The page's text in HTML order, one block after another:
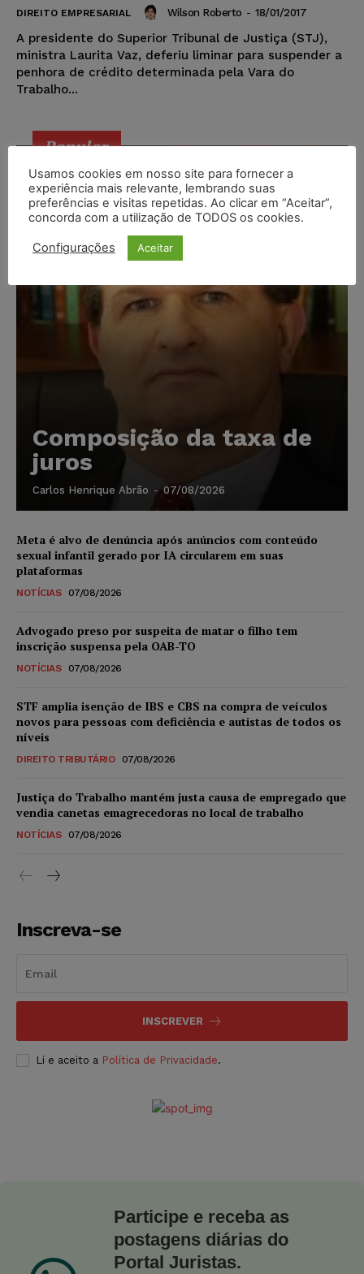
DIREITO EMPRESARIAL Wilson Roberto - 18/01/2017
A presidente do Superior Tribunal de Justiça (STJ),
ministra Laurita Vaz, deferiu liminar para suspender a
penhora de crédito determinada pela Vara do
Trabalho...
Popular
Composição da taxa de
juros
Carlos Henrique Abrão - 07/08/2026
Meta é alvo de denúncia após anúncios com conteúdo
sexual infantil gerado por IA circularem em suas
plataformas
NOTÍCIAS 07/08/2026
Advogado preso por suspeita de matar o filho tem
inscrição suspensa pela OAB-TO
NOTÍCIAS 07/08/2026
STF amplia isenção de IBS e CBS na compra de veículos
novos para pessoas com deficiência e autistas de todos os
níveis
DIREITO TRIBUTÁRIO 07/08/2026
Justiça do Trabalho mantém justa causa de empregado que
vendia canetas emagrecedoras no local de trabalho
NOTÍCIAS 07/08/2026
Inscreva-se
INSCREVER
Li e aceito a Política de Privacidade.
Participe e receba as
postagens diárias do
Portal Juristas.
Usamos cookies em nosso site para fornecer a
experiência mais relevante, lembrando suas
preferências e visitas repetidas. Ao clicar em “Aceitar”,
concorda com a utilização de TODOS os cookies.
Configurações Aceitar